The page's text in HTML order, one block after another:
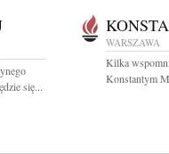
się...
WARSZAWA
Kilka
Konstantym